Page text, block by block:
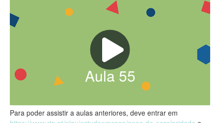
Aula55
Para poder assistir a aulas anteriores, deve entrar em